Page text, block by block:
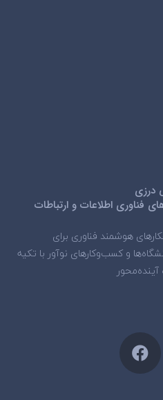
درزی
فناوری اطلاعات و ارتباطات
هوشمند فناوری برای
و کسب‌وکارهای نوآور با تکیه